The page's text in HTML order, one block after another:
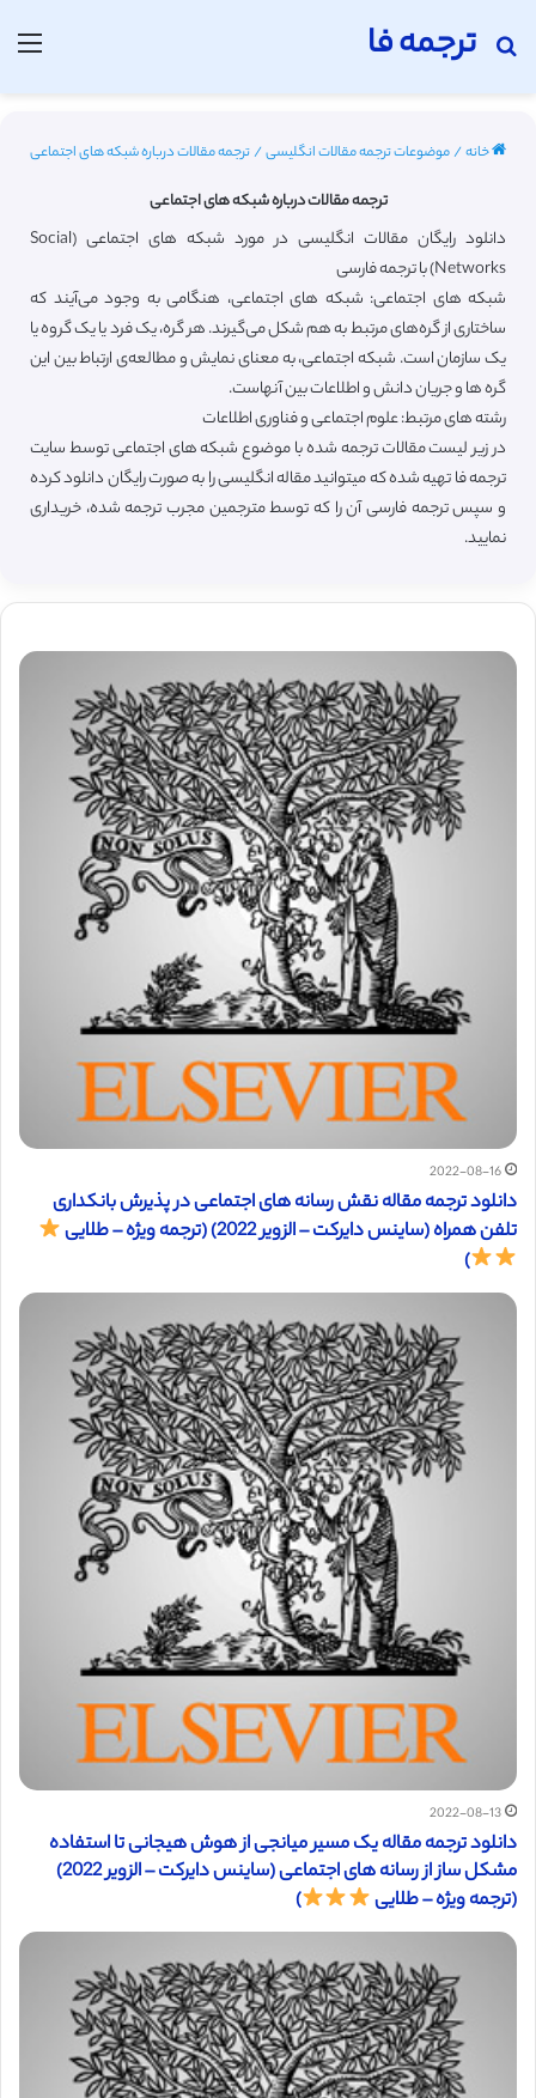
ترجمه فا
جستجو برای
خانه/موضوعات ترجمه مقالات انگلیسی/ترجمه مقالات درباره شبکه های اجتماعی
ترجمه مقالات درباره شبکه های اجتماعی
دانلود رایگان مقالات انگلیسی در مورد شبکه های اجتماعی (Social
Networks) با ترجمه فارسی
شبکه های اجتماعی: شبکه های اجتماعی، هنگامی به وجود می‌آیند که
ساختاری از گره‌‌های مرتبط به هم شکل می‌گیرند. هر گره، یک فرد یا یک گروه یا
یک سازمان است. شبکه اجتماعی، به معنای نمایش و مطالعه‌ی ارتباط بین این
گره ها و جریان دانش و اطلاعات بین آنهاست.
رشته های مرتبط: علوم اجتماعی و فناوری اطلاعات
در زیر لیست مقالات ترجمه شده با موضوع شبکه های اجتماعی توسط سایت
ترجمه فا تهیه شده که میتوانید مقاله انگلیسی را به صورت رایگان دانلود کرده
و سپس ترجمه فارسی آن را که توسط مترجمین مجرب ترجمه شده، خریداری
نمایید.
2022-08-16
دانلود ترجمه مقاله نقش رسانه های اجتماعی در پذیرش بانکداری
تلفن همراه (ساینس دایرکت – الزویر 2022) (ترجمه ویژه – طلایی
)
2022-08-13
دانلود ترجمه مقاله یک مسیر میانجی از هوش هیجانی تا استفاده
مشکل ساز از رسانه های اجتماعی (ساینس دایرکت – الزویر 2022)
(ترجمه ویژه – طلایی
)